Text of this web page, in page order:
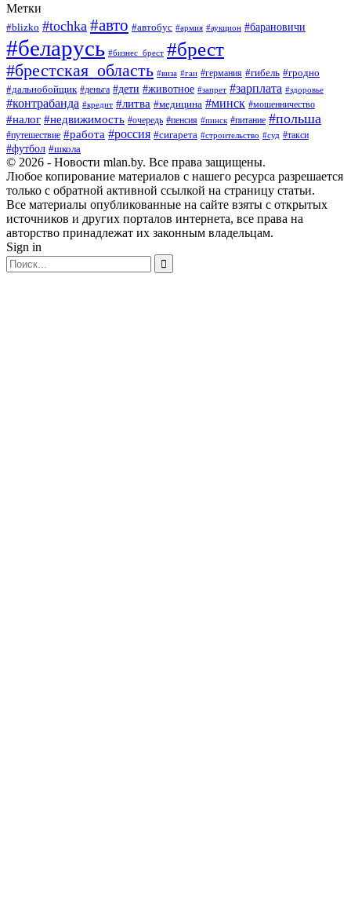
Метки
#blizko #tochka #авто #автобус #армия #аукцион #барановичи
#беларусь #бизнес_брест #брест
#брестская_область #виза #гаи #германия #гибель #гродно
#дальнобойщик #деньга #дети #животное #запрет #зарплата #здоровье
#контрабанда #кредит #литва #медицина #минск #мошенничество
#налог #недвижимость #очередь #пенсия #пинск #питание #польша
#путешествие #работа #россия #сигарета #строительство #суд #такси
#футбол #школа
© 2026 - Новости mlan.by. Все права защищены.
Любое копирование материалов с нашего ресурса разрешается
только с обратной активной ссылкой на страницу статьи.
Все материалы опубликованные на сайте взяты с открытых
источников и других порталов интернета, все права на
авторство принадлежат их законным владельцам.
Sign in